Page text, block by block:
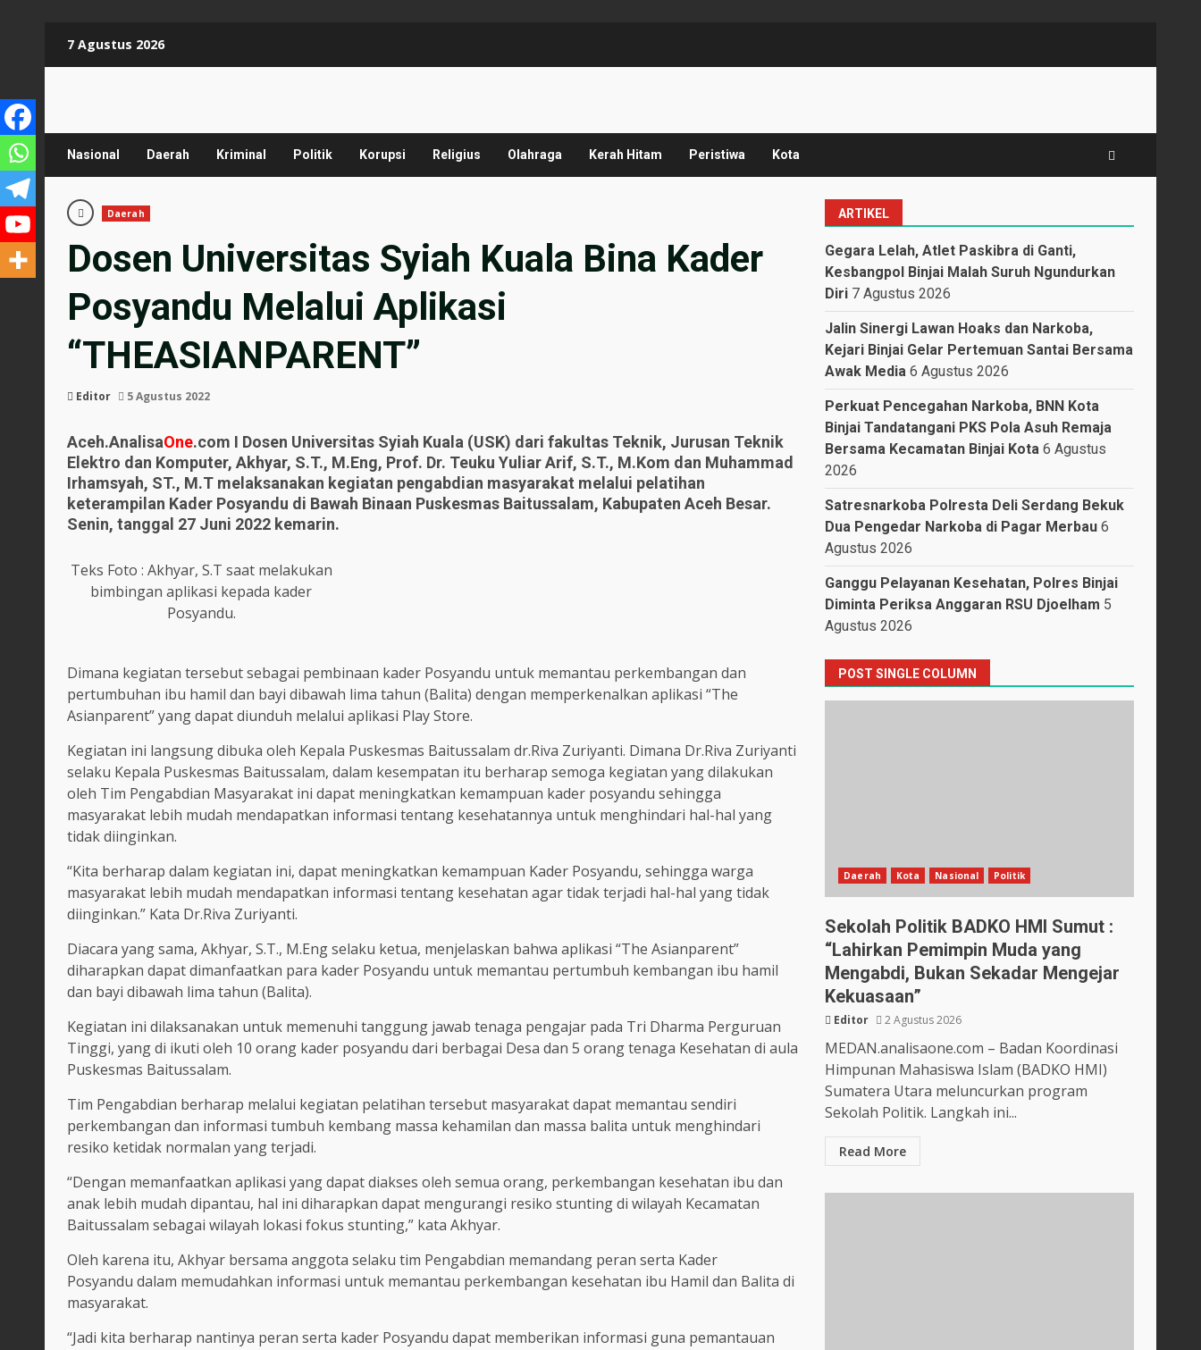
7 Agustus 2026
Nasional Daerah Kriminal Politik Korupsi Religius Olahraga Kerah Hitam Peristiwa Kota
Daerah
Dosen Universitas Syiah Kuala Bina Kader
Posyandu Melalui Aplikasi
“THEASIANPARENT”
Editor 5 Agustus 2022
Aceh.AnalisaOne.com I Dosen Universitas Syiah Kuala (USK) dari fakultas Teknik, Jurusan Teknik
Elektro dan Komputer, Akhyar, S.T., M.Eng, Prof. Dr. Teuku Yuliar Arif, S.T., M.Kom dan Muhammad
Irhamsyah, ST., M.T melaksanakan kegiatan pengabdian masyarakat melalui pelatihan
keterampilan Kader Posyandu di Bawah Binaan Puskesmas Baitussalam, Kabupaten Aceh Besar.
Senin, tanggal 27 Juni 2022 kemarin.
Teks Foto : Akhyar, S.T saat melakukan
bimbingan aplikasi kepada kader
Posyandu.
Dimana kegiatan tersebut sebagai pembinaan kader Posyandu untuk memantau perkembangan dan
pertumbuhan ibu hamil dan bayi dibawah lima tahun (Balita) dengan memperkenalkan aplikasi “The
Asianparent” yang dapat diunduh melalui aplikasi Play Store.
Kegiatan ini langsung dibuka oleh Kepala Puskesmas Baitussalam dr.Riva Zuriyanti. Dimana Dr.Riva Zuriyanti
selaku Kepala Puskesmas Baitussalam, dalam kesempatan itu berharap semoga kegiatan yang dilakukan
oleh Tim Pengabdian Masyarakat ini dapat meningkatkan kemampuan kader posyandu sehingga
masyarakat lebih mudah mendapatkan informasi tentang kesehatannya untuk menghindari hal-hal yang
tidak diinginkan.
“Kita berharap dalam kegiatan ini, dapat meningkatkan kemampuan Kader Posyandu, sehingga warga
masyarakat lebih mudah mendapatkan informasi tentang kesehatan agar tidak terjadi hal-hal yang tidak
diinginkan.” Kata Dr.Riva Zuriyanti.
Diacara yang sama, Akhyar, S.T., M.Eng selaku ketua, menjelaskan bahwa aplikasi “The Asianparent”
diharapkan dapat dimanfaatkan para kader Posyandu untuk memantau pertumbuh kembangan ibu hamil
dan bayi dibawah lima tahun (Balita).
Kegiatan ini dilaksanakan untuk memenuhi tanggung jawab tenaga pengajar pada Tri Dharma Perguruan
Tinggi, yang di ikuti oleh 10 orang kader posyandu dari berbagai Desa dan 5 orang tenaga Kesehatan di aula
Puskesmas Baitussalam.
Tim Pengabdian berharap melalui kegiatan pelatihan tersebut masyarakat dapat memantau sendiri
perkembangan dan informasi tumbuh kembang massa kehamilan dan massa balita untuk menghindari
resiko ketidak normalan yang terjadi.
“Dengan memanfaatkan aplikasi yang dapat diakses oleh semua orang, perkembangan kesehatan ibu dan
anak lebih mudah dipantau, hal ini diharapkan dapat mengurangi resiko stunting di wilayah Kecamatan
Baitussalam sebagai wilayah lokasi fokus stunting,” kata Akhyar.
Oleh karena itu, Akhyar bersama anggota selaku tim Pengabdian memandang peran serta Kader
Posyandu dalam memudahkan informasi untuk memantau perkembangan kesehatan ibu Hamil dan Balita di
masyarakat.
“Jadi kita berharap nantinya peran serta kader Posyandu dapat memberikan informasi guna pemantauan
ARTIKEL
Gegara Lelah, Atlet Paskibra di Ganti,
Kesbangpol Binjai Malah Suruh Ngundurkan
Diri 7 Agustus 2026
Jalin Sinergi Lawan Hoaks dan Narkoba,
Kejari Binjai Gelar Pertemuan Santai Bersama
Awak Media 6 Agustus 2026
Perkuat Pencegahan Narkoba, BNN Kota
Binjai Tandatangani PKS Pola Asuh Remaja
Bersama Kecamatan Binjai Kota 6 Agustus
2026
Satresnarkoba Polresta Deli Serdang Bekuk
Dua Pengedar Narkoba di Pagar Merbau 6
Agustus 2026
Ganggu Pelayanan Kesehatan, Polres Binjai
Diminta Periksa Anggaran RSU Djoelham 5
Agustus 2026
POST SINGLE COLUMN
Daerah Kota Nasional Politik
Sekolah Politik BADKO HMI Sumut :
“Lahirkan Pemimpin Muda yang
Mengabdi, Bukan Sekadar Mengejar
Kekuasaan”
Editor 2 Agustus 2026
MEDAN.analisaone.com – Badan Koordinasi
Himpunan Mahasiswa Islam (BADKO HMI)
Sumatera Utara meluncurkan program
Sekolah Politik. Langkah ini...
Read More